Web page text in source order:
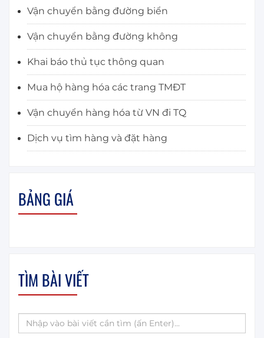
Vận chuyển bằng đường biển
Vận chuyển bằng đường không
Khai báo thủ tục thông quan
Mua hộ hàng hóa các trang TMĐT
Vận chuyển hàng hóa từ VN đi TQ
Dịch vụ tìm hàng và đặt hàng
BẢNG GIÁ
TÌM BÀI VIẾT